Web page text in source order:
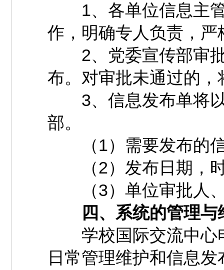
1、各单位信息主管
作，明确专人负责，严
2、党委宣传部审批
布。对审批未通过的
3、信息发布单将以
部。
（1）需要发布的
（2）发布日期，
（3）单位审批人、
四、系统的管理与
学校国际交流中心
日常管理维护和信息发